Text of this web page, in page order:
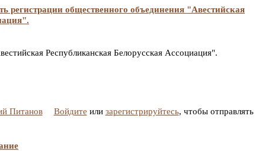
регистрации общественного объединения "Авестийская
Республиканская Белорусская Ассоциация".
Питанов Войдите или зарегистрируйтесь, чтобы отправлять